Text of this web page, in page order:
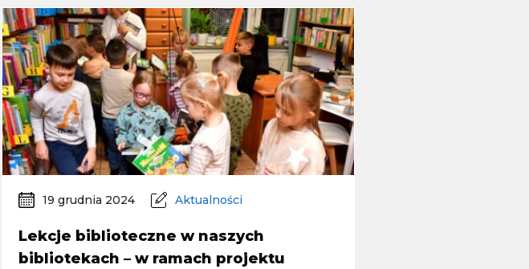
19 grudnia 2024 Aktualności
Lekcje biblioteczne w naszych
bibliotekach – w ramach projektu